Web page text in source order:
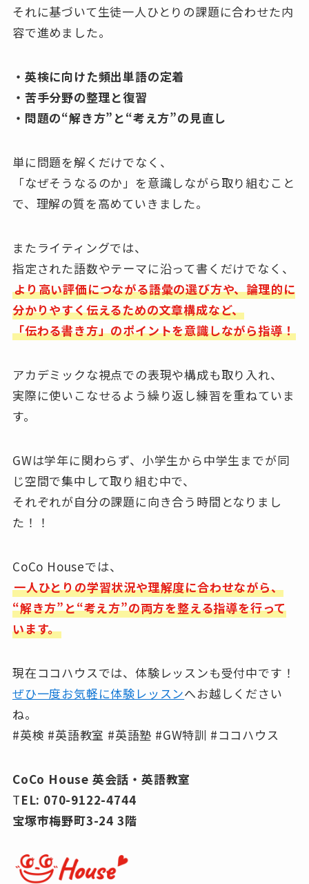
それに基づいて生徒一人ひとりの課題に合わせた内
容で進めました。
・英検に向けた頻出単語の定着
・苦手分野の整理と復習
・問題の“解き方”と“考え方”の見直し
単に問題を解くだけでなく、
「なぜそうなるのか」を意識しながら取り組むこと
で、理解の質を高めていきました。
またライティングでは、
指定された語数やテーマに沿って書くだけでなく、
より高い評価につながる語彙の選び方や、論理的に
分かりやすく伝えるための文章構成など、
「伝わる書き方」のポイントを意識しながら指導！
アカデミックな視点での表現や構成も取り入れ、
実際に使いこなせるよう繰り返し練習を重ねていま
す。
GWは学年に関わらず、小学生から中学生までが同
じ空間で集中して取り組む中で、
それぞれが自分の課題に向き合う時間となりまし
た！！
CoCo Houseでは、
一人ひとりの学習状況や理解度に合わせながら、
“解き方”と“考え方”の両方を整える指導を行って
います。
現在ココハウスでは、体験レッスンも受付中です！
ぜひ一度お気軽に体験レッスンへお越しください
ね。
#英検 #英語教室 #英語塾 #GW特訓 #ココハウス
CoCo House 英会話・英語教室
TEL: 070-9122-4744
宝塚市梅野町3-24 3階